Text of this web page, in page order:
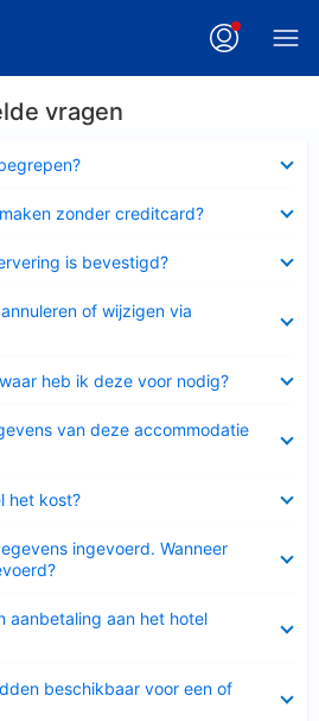
vragen
zonder creditcard?
is bevestigd?
of wijzigen via
heb ik deze voor nodig?
van deze accommodatie
het kost?
ingevoerd. Wanneer
aanbetaling aan het hotel
beschikbaar voor een of